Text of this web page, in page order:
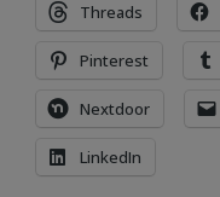
Threads
Pinterest
Nextdoor
LinkedIn